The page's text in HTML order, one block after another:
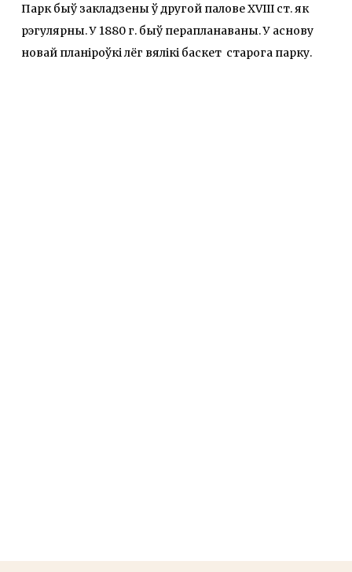
Парк быў закладзены ў другой палове XVIII ст. як
рэгулярны. У 1880 г. быў перапланаваны. У аснову
новай планіроўкі лёг вялікі баскет старога парку.